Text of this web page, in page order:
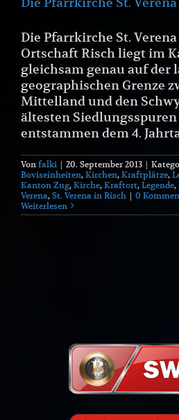
Die Pfarrkirche St.
Ortschaft Risch liegt im
gleichsam genau auf der
geographischen Grenze
Mittelland und den
ältesten
entstammen dem 4.
Von falki | 20. September 2013 |
Boviseinheiten, Kirchen, Kraftplätze,
Kanton Zug, Kirche, Kraftort, Legende,
Verena, St. Verena in Risch | 0
Weiterlesen